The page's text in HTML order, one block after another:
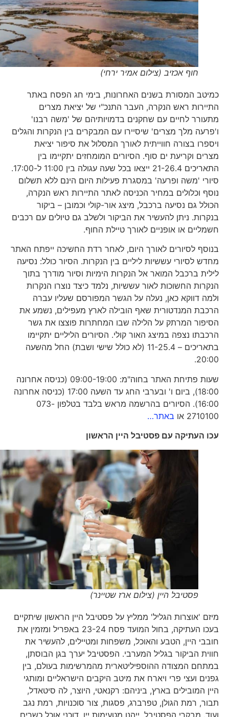
חוף אכזיב (צילום אמיר ירחי)
כמיטב המסורת בשנים האחרונות, בימי חג הפסח באתר
התיירות ראש הנקרה, העבר התנכ"י של יציאת מצרים
מתעורר לחיים עם שחקנים בדמויותיהם של 'משה רבנו'
ו'פרעה מלך מצרים' שיסיירו עם המבקרים בין הנקרות והגלים
ויספרו בצורה חווייתית לאורך המסלול את סיפור יציאת
מצרים וקריעת ים סוף. הסיורים המומחזים יתקיימו בין
התאריכים 21-26.4 ייצאו בכל שעה עגולה בין 11:00 ל-17:00.
סיורי 'משה ופרעה' במסגרת פעילות היום הינם ללא תשלום
נוסף וכלולים במחיר הכניסה לאתר התיירות ראש הנקרה,
הכולל גם נסיעה ברכבל, מיצג אור-קולי וכמובן – ביקור
בנקרות. ניתן להעשיר את הביקור ולשלב גם טיולים עם רכבים
חשמליים או אופניים לאורך טיילת החוף.
בנוסף לסיורים לאורך היום, לאחר רדת החשיכה ייפתח האתר
מחדש לסיורי עששיות ליליים בין הנקרות. הסיור כולל: נסיעה
לילית ברכבל המואר אל הנקרות הימיות וסיור מודרך בתוך
הנקרות החשוכות לאור עששיות, נלמד כיצד נוצרו הנקרות
ולמה דווקא כאן, נעלה על הגשר המפורסם שעליו עברה
הרכבת המנדטורית שאף הובילה לארץ מעפילים, נשמע את
הסיפור המרתק על הלילה שבו המחתרות פוצצו את גשר
הרכבתו נצפה במיצג האור קולי. הסיורים הליליים יתקיימו
בתאריכים – 11-25.4 (לא כולל שישי ושבת) החל מהשעה
20:00.
שעות פתיחת האתר בחוה"מ: 09:00-19:00 (כניסה אחרונה
18:00), ביום ו' ובערבי החג עד השעה 17:00 (כניסה אחרונה
16:00). הסיורים בהרשמה מראש בלבד בטלפון 073-
2710100 או
באתר…
עכו העתיקה עם פסטיבל היין הראשון
פסטיבל היין (צילום ארז שטיינר)
מיזם 'אוצרות הגליל' ממליץ על פסטיבל היין הראשון שיתקיים
בעכו העתיקה, בחול המועד פסח 23-24 באפריל ומזמין את
חובבי היין, הטבע והאוכל, משפחות ומטיילים, להעשיר את
חווית הביקור בגליל המערבי. הפסטיבל יערך בגן הבוסתן,
במתחם המצודה ההוספיליטארית מהמרשימות בעולם, בין
גפנים ועצי פרי ויארח את מיטב היקבים הישראליים ומותגי
היין המובילים בארץ, ביניהם: רקנאטי, היוצר, לה סיטאדל,
תבור, רמת הגולן, טפרברג, פסגות, צור סוכנויות, רמת נגב
ועוד. מבקרי הפסטיבל, ייהנו מטעימות יין, דוכני אוכל כשרים